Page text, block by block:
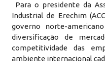
Para o presidente da
Industrial de Erechim
governo norte-
diversificação de
competitividade das
ambiente internacional